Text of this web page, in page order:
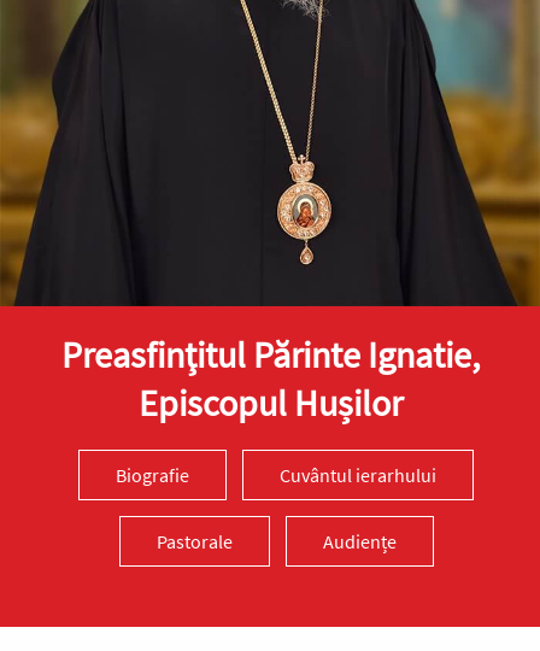
Preasfinţitul Părinte Ignatie,
Episcopul Hușilor
Biografie Cuvântul ierarhului
Pastorale Audiențe